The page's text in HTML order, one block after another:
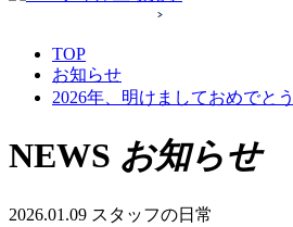
TOP
お知らせ
2026年、明けましておめでと
NEWS お知らせ
2026.01.09 スタッフの日常